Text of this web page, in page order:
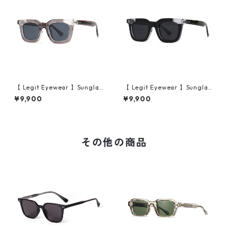
【 Legit Eyewear 】Sunglas
ses Konoe (Clear Grey/Gre
y)
¥9,900
【 Legit Eyewear 】Sunglas
ses Konoe (Black Clear/Gre
y)
¥9,900
その他の商品